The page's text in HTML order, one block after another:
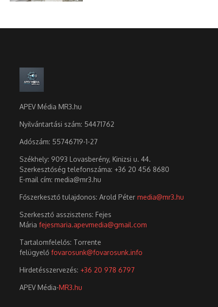
APEV Média MR3.hu
Nyilvántartási szám: 54471762
Adószám: 55746719-1-27
Székhely: 9093 Lovasberény, Kinizsi u. 44.
Szerkesztőség telefonszáma: +36 20 456 8680
E-mail cím: media@mr3.hu
Főszerkesztő tulajdonos: Arold Péter media@mr3.hu
Szerkesztő asszisztens: Fejes
Mária fejesmaria.apevmedia@gmail.com
Tartalomfelelős: Torrente
felügyelő fovarosunk@fovarosunk.info
Hirdetésszervezés: +36 20 978 6797
APEV Média-MR3.hu